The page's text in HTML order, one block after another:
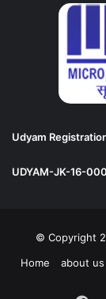
Udyam
UDYAM-JK-16-
© Copyright
Home
about us